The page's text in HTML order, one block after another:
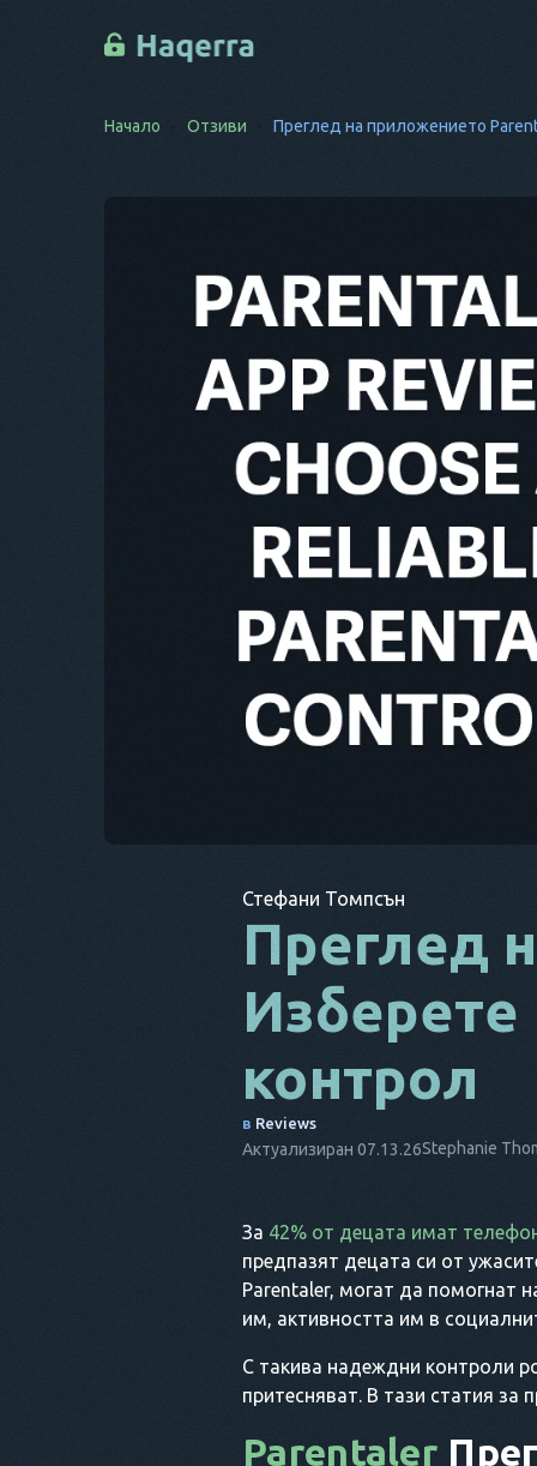
Начало Отзиви Преглед на приложението
Стефани Томпсън
Преглед
контрол
в Reviews
Актуализиран 07.13.26Stephanie
За 42% от децата имат
предпазят децата си от
Parentaler, могат да помогнат
им, активността им в
С такива надеждни контроли
притесняват. В тази статия за
Parentaler